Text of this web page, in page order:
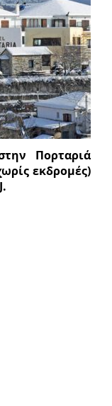
Πορταριά
εκδρομές)